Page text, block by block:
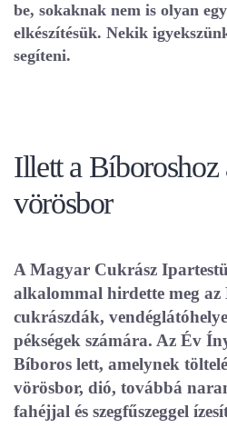
be, sokaknak nem is olyan
elkészítésük. Nekik
segíteni.
Illett a Bíboroshoz
vörösbor
A Magyar Cukrász
alkalommal hirdette meg az
cukrászdák,
pékségek számára. Az Év
Bíboros lett, amelynek
vörösbor, dió, továbbá
fahéjjal és szegfűszeggel